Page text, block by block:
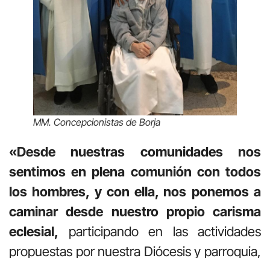
MM. Concepcionistas de Borja
«Desde nuestras comunidades nos
sentimos en plena comunión con todos
los hombres, y con ella, nos ponemos a
caminar desde nuestro propio carisma
eclesial, participando en las actividades
propuestas por nuestra Diócesis y parroquia,